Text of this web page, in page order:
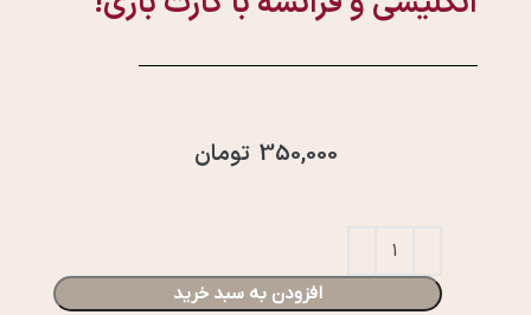
350,000 تومان
افزودن به سبد خرید